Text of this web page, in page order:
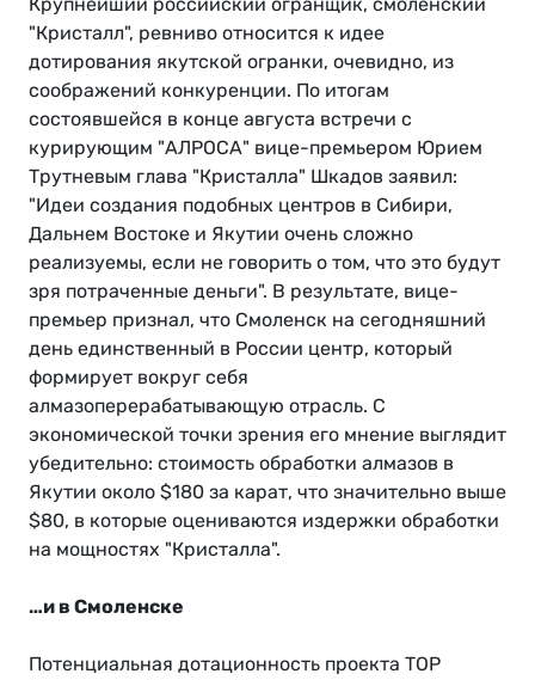
Крупнейший российский огранщик, смоленский
"Кристалл", ревниво относится к идее
дотирования якутской огранки, очевидно, из
соображений конкуренции. По итогам
состоявшейся в конце августа встречи с
курирующим "АЛРОСА" вице-премьером Юрием
Трутневым глава "Кристалла" Шкадов заявил:
"Идеи создания подобных центров в Сибири,
Дальнем Востоке и Якутии очень сложно
реализуемы, если не говорить о том, что это будут
зря потраченные деньги". В результате, вице-
премьер признал, что Смоленск на сегодняшний
день единственный в России центр, который
формирует вокруг себя
алмазоперерабатывающую отрасль. С
экономической точки зрения его мнение выглядит
убедительно: стоимость обработки алмазов в
Якутии около $180 за карат, что значительно выше
$80, в которые оцениваются издержки обработки
на мощностях "Кристалла".
…и в Смоленске
Потенциальная дотационность проекта ТОР